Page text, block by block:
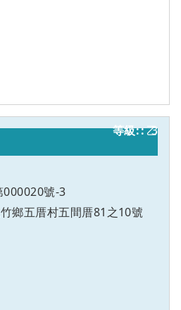
3
000020號-3
竹鄉五厝村五間厝81之10號
乙